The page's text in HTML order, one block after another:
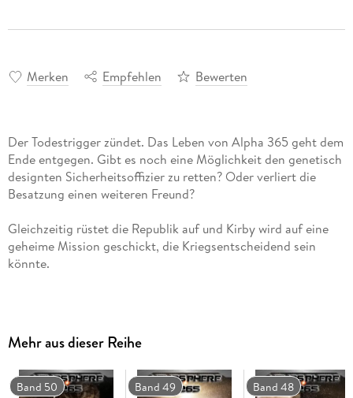
Merken Empfehlen Bewerten
Der Todestrigger zündet. Das Leben von Alpha 365 geht dem
Ende entgegen. Gibt es noch eine Möglichkeit den genetisch
designten Sicherheitsoffizier zu retten? Oder verliert die
Besatzung einen weiteren Freund?
Gleichzeitig rüstet die Republik auf und Kirby wird auf eine
geheime Mission geschickt, die Kriegsentscheidend sein
Die Serie erscheint monatlich als E-Book, alle drei Monate als
Hardcover.
Mehr aus dieser Reihe
Band 50 Band 49 Band 48